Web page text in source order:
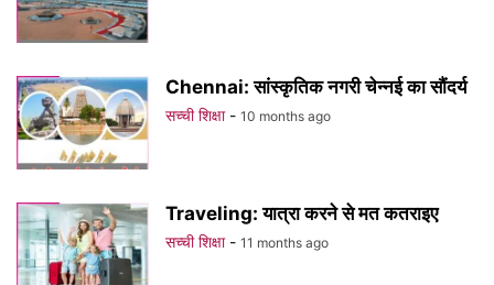
Chennai: सांस्कृतिक नगरी चेन्नई का सौंदर्य
सच्ची शिक्षा - 10 months ago
Traveling: यात्रा करने से मत कतराइए
सच्ची शिक्षा - 11 months ago